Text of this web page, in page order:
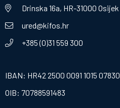
Drinska 16a, HR-31000 Osijek
ured@kifos.hr
+385 (0)31 559 300
IBAN: HR42 2500 0091 1015 07830
OIB: 70788591483